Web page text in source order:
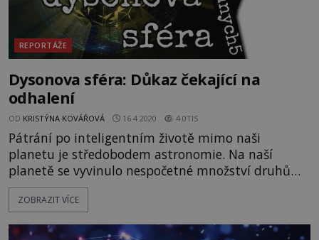
REPORTÁŽE
Dysonova sféra: Důkaz čekající na
odhalení
OD KRISTÝNA KOVÁŘOVÁ 16.4.2020 4.0TIS
Pátrání po inteligentním životě mimo naši
planetu je středobodem astronomie. Na naší
planetě se vyvinulo nespočetné množství druhů
života. A „ingredience“ pro život jsou všude ve
vesmíru. Kde třeba?
ZOBRAZIT VÍCE